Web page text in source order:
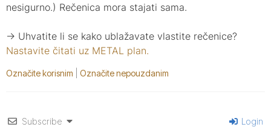
nesigurno.) Rečenica mora stajati sama.
→ Uhvatite li se kako ublažavate vlastite rečenice?
Nastavite čitati uz METAL plan.
Označite korisnim Označite nepouzdanim
Subscribe Login